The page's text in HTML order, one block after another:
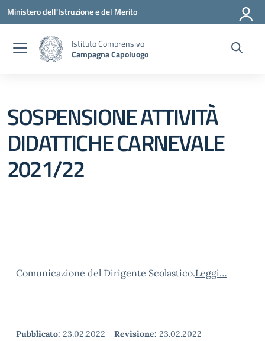
Vai ai contenuti
Vai al menu di navigazione
Vai al footer
Ministero dell'Istruzione e del Merito
Istituto Comprensivo
Campagna Capoluogo
SOSPENSIONE ATTIVITÀ
DIDATTICHE CARNEVALE
2021/22
Comunicazione del Dirigente Scolastico.Leggi…
Pubblicato: 23.02.2022 - Revisione: 23.02.2022